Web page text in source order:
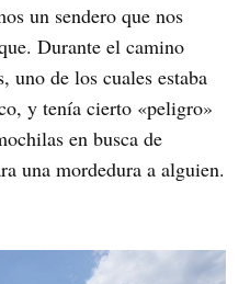
un sendero que nos
Durante el camino
uno de los cuales estaba
y tenía cierto «peligro»
en busca de
una mordedura a alguien.